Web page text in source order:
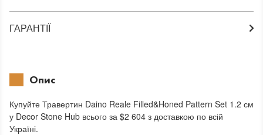
ГАРАНТІЇ
Опис
Купуйте Травертин Daino Reale Filled&Honed Pattern Set 1.2 см
у Decor Stone Hub всього за $2 604 з доставкою по всій
Україні.